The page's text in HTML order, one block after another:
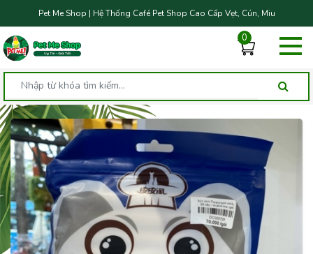
Pet Me Shop | Hệ Thống Café Pet Shop Cao Cấp Vẹt, Cún, Miu
0